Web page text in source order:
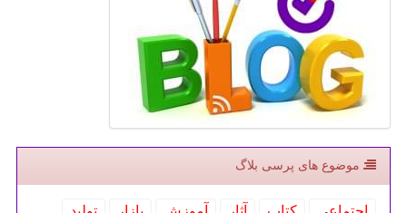
موضوع های پرسی بلاگ